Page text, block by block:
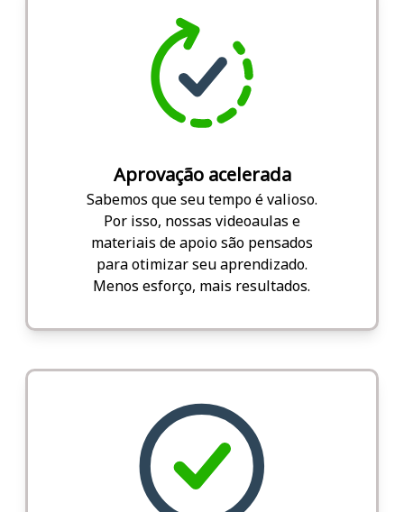
Aprovação acelerada
Sabemos que seu tempo é valioso.
Por isso, nossas videoaulas e
materiais de apoio são pensados
para otimizar seu aprendizado.
Menos esforço, mais resultados.